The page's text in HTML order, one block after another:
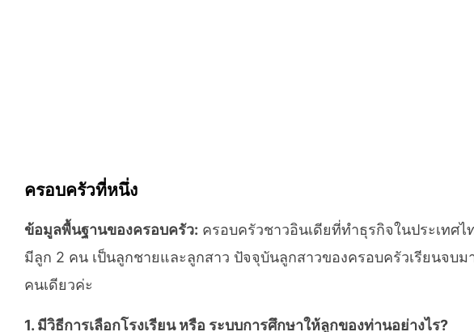
ครอบครัวที่หนึ่ง
ข้อมูลพื้นฐานของครอบครัว: ครอบครัวชาวอินเดียที่ทำธุรกิจในประเท
มีลูก 2 คน เป็นลูกชายและลูกสาว ปัจจุบันลูกสาวของครอบครัวเรียนจบ
คนเดียวค่ะ
1. มีวิธีการเลือกโรงเรียน หรือ ระบบการศึกษาให้ลูกของท่านอย่างไร?